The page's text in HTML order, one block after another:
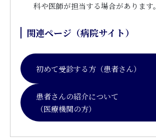
科や医師が担当する場合があります。
関連ページ（病院サイト）
初めて受診する方（患者さん）
患者さんの紹介について
（医療機関の方）